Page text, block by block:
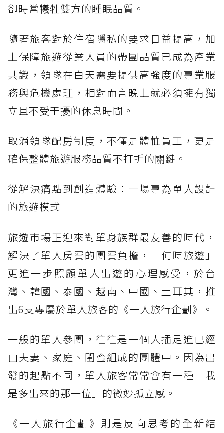
卻時常犧牲雙方的睡眠品質。
隨著旅客對於住宿隱私的要求日益提高，加
上保障旅遊從業人員的帶團品質已成為產業
共識，領隊在白天需要提供高強度的專業服
務與危機處理，相對而言晚上就必須擁有獨
立且不受干擾的休息時間。
取消領隊配房制度，不僅是體恤員工，更是
確保整體旅遊服務品質不打折的關鍵。
從解決痛點到創造體驗：一場專為單人設計
的旅遊模式
旅遊市場正迎來對單身族群最友善的時代，
解決了單人房費的團費負擔，「何時旅遊」
更進一步照顧單人出遊的心理感受，於台
灣、韓國、泰國、越南、中國、土耳其，推
出6支專屬於單人旅客的《一人旅行企劃》。
一般的單人參團，往往是一個人插足進已經
由夫妻、家庭、閨蜜組成的團體中。因為出
發的起點不同，單人旅客常常會有一種「我
是多出來的那一位」的微妙孤立感。
《一人旅行企劃》則是反向思考的全新結